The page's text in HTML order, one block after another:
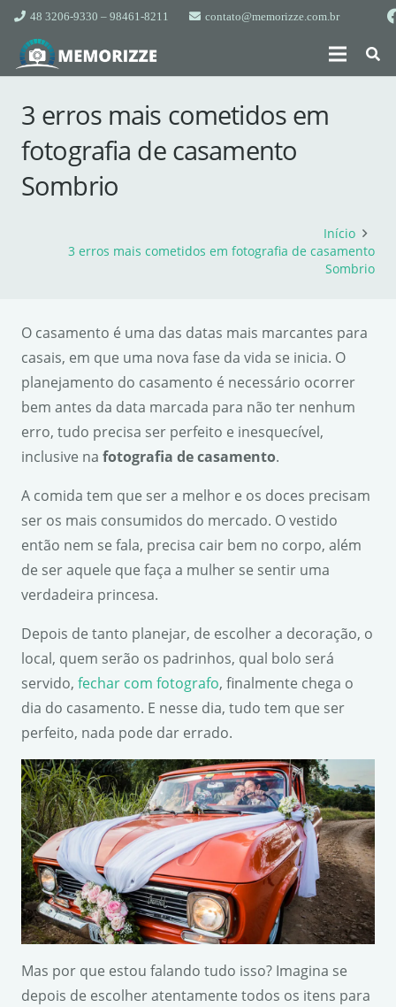
48 3206-9330 – 98461-8211 contato@memorizze.com.br
3 erros mais cometidos em
fotografia de casamento
Sombrio
Início
3 erros mais cometidos em fotografia de casamento
Sombrio
O casamento é uma das datas mais marcantes para
casais, em que uma nova fase da vida se inicia. O
planejamento do casamento é necessário ocorrer
bem antes da data marcada para não ter nenhum
erro, tudo precisa ser perfeito e inesquecível,
inclusive na fotografia de casamento.
A comida tem que ser a melhor e os doces precisam
ser os mais consumidos do mercado. O vestido
então nem se fala, precisa cair bem no corpo, além
de ser aquele que faça a mulher se sentir uma
verdadeira princesa.
Depois de tanto planejar, de escolher a decoração, o
local, quem serão os padrinhos, qual bolo será
servido, fechar com fotografo, finalmente chega o
dia do casamento. E nesse dia, tudo tem que ser
perfeito, nada pode dar errado.
Mas por que estou falando tudo isso? Imagina se
depois de escolher atentamente todos os itens para